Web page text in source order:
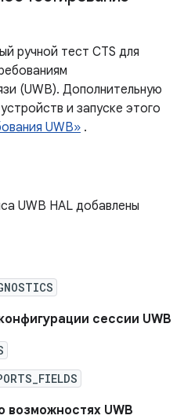
ручной тест CTS для
(UWB). Дополнительную
и запуске этого
UWB» .
UWB HAL добавлены
сессии UWB
UWB